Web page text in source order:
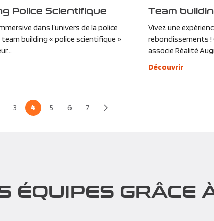
Police Scientifique
dans l’univers de la police
building « police scientifique »
Team
Vivez une
rebondissements !
associe Réalité
Découvrir
3 4 5 6 7
ÉQUIPES GRÂCE